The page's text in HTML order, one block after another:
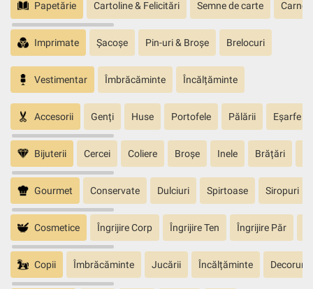
Papetărie Cartoline & Felicitări Semne de carte
Imprimate Șacoșe Pin-uri & Broșe Brelocuri
Vestimentar Îmbrăcăminte Încălțăminte
Accesorii Genți Huse Portofele Pălării Eșarfe
Bijuterii Cercei Coliere Broșe Inele Brățări
Gourmet Conservate Dulciuri Spirtoase Siropuri
Cosmetice Îngrijire Corp Îngrijire Ten Îngrijire Păr
Copii Îmbrăcăminte Jucării Încălțăminte Decoruri